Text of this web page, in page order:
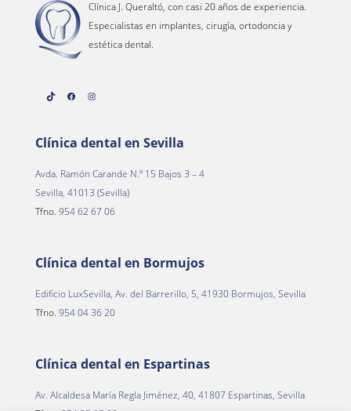
Clínica J. Queraltó, con casi 20 años de experiencia.
Especialistas en implantes, cirugía, ortodoncia y
estética dental.
TikTokFacebookInstagram
Clínica dental en Sevilla
Avda. Ramón Carande N.º 15 Bajos 3 – 4
Sevilla, 41013 (Sevilla)
Tfno. 954 62 67 06
Clínica dental en Bormujos
Edificio LuxSevilla, Av. del Barrerillo, 5, 41930 Bormujos, Sevilla
Tfno. 954 04 36 20
Clínica dental en Espartinas
Av. Alcaldesa María Regla Jiménez, 40, 41807 Espartinas, Sevilla